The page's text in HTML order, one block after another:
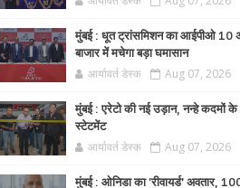
मुंबई : धूत ट्रांसमिशन का आईपीओ 10
बाजार में मचेगा बड़ा घमासान
आर्यावर्त डेस्क Aug 07, 2026
मुंबई : एरेटो की नई उड़ान, नन्हे कदमों
स्टेटमेंट
आर्यावर्त डेस्क Aug 07, 2026
मुंबई : ओनिडा का 'रीवायर्ड’ अवतार,